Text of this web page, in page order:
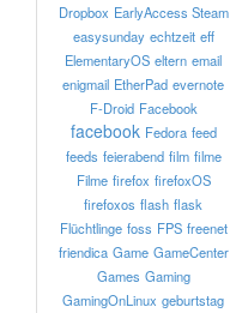
Dropbox EarlyAccess Steam
easysunday echtzeit eff
ElementaryOS eltern email
enigmail EtherPad evernote
F-Droid Facebook
facebook Fedora feed
feeds feierabend film filme
Filme firefox firefoxOS
firefoxos flash flask
Flüchtlinge foss FPS freenet
friendica Game GameCenter
Games Gaming
GamingOnLinux geburtstag